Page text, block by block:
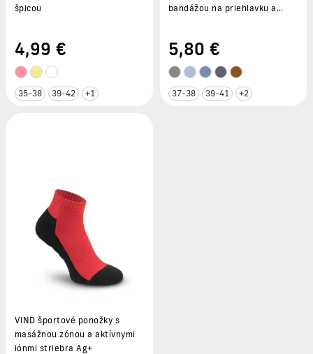
špicou
4,99 €
35-38 39-42 +1
bandážou na priehlavku a
5,80 €
37-38 39-41 +2
VIND športové ponožky s
masážnou zónou a aktívnymi
iónmi striebra Ag+